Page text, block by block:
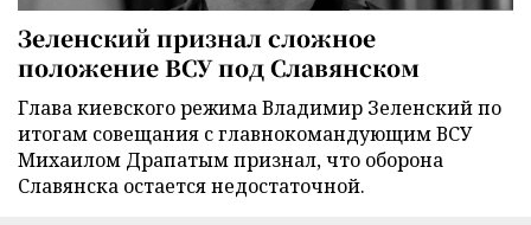
Зеленский признал сложное
положение ВСУ под Славянском
Глава киевского режима Владимир Зеленский по
итогам совещания с главнокомандующим ВСУ
Михаилом Драпатым признал, что оборона
Славянска остается недостаточной.